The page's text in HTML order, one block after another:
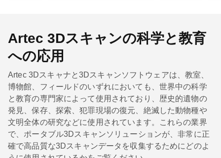
Artec 3Dスキャンの科学と教育
への応用
Artec 3Dスキャナと3Dスキャンソフトウェアは、教室、
博物館、フィールドのいずれにおいても、世界中の科学
と教育の専門家によって使用されており、歴史的遺物の
発見、保存、探索、犯罪現場の復元、絶滅した動物種や
文明全体の研究などに使用されています。これらの業界
で、ポータブル3Dスキャンソリューションが、非常に正
確で高品質な3Dスキャンデータを収集するためにどのよ